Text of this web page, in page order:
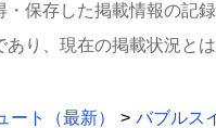
保存した掲載情報の記録
り、現在の掲載状況と
ト（最新） > バブルス